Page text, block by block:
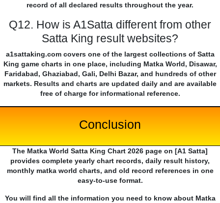
record of all declared results throughout the year.
Q12. How is A1Satta different from other
Satta King result websites?
a1sattaking.com covers one of the largest collections of Satta
King game charts in one place, including Matka World, Disawar,
Faridabad, Ghaziabad, Gali, Delhi Bazar, and hundreds of other
markets. Results and charts are updated daily and are available
free of charge for informational reference.
Conclusion
The Matka World Satta King Chart 2026 page on [A1 Satta]
provides complete yearly chart records, daily result history,
monthly matka world charts, and old record references in one
easy-to-use format.
You will find all the information you need to know about Matka